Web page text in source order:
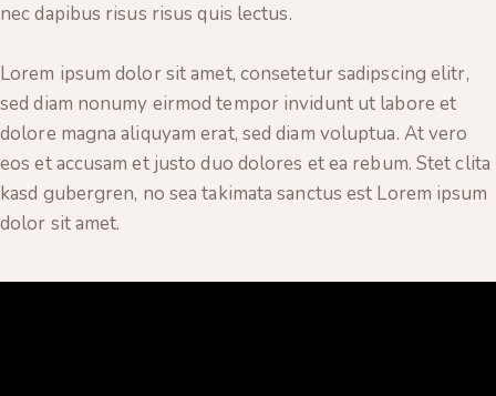
nec dapibus risus risus quis lectus.
Lorem ipsum dolor sit amet, consetetur sadipscing elitr,
sed diam nonumy eirmod tempor invidunt ut labore et
dolore magna aliquyam erat, sed diam voluptua. At vero
eos et accusam et justo duo dolores et ea rebum. Stet clita
kasd gubergren, no sea takimata sanctus est Lorem ipsum
dolor sit amet.